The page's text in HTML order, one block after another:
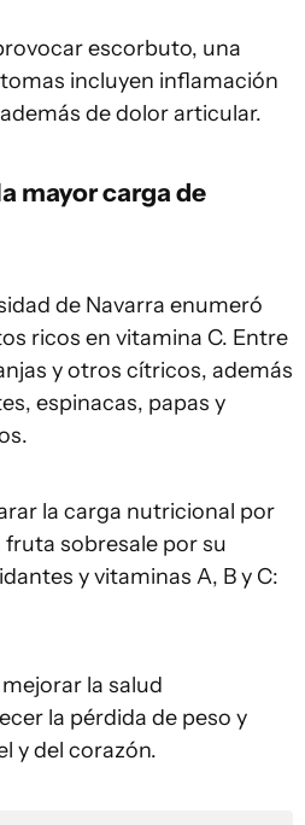
escorbuto, una
incluyen inflamación
de dolor articular.
mayor carga de
de Navarra enumeró
ricos en vitamina C. Entre
y otros cítricos, además
espinacas, papas y
la carga nutricional por
sobresale por su
y vitaminas A, B y C:
la salud
la pérdida de peso y
y del corazón.